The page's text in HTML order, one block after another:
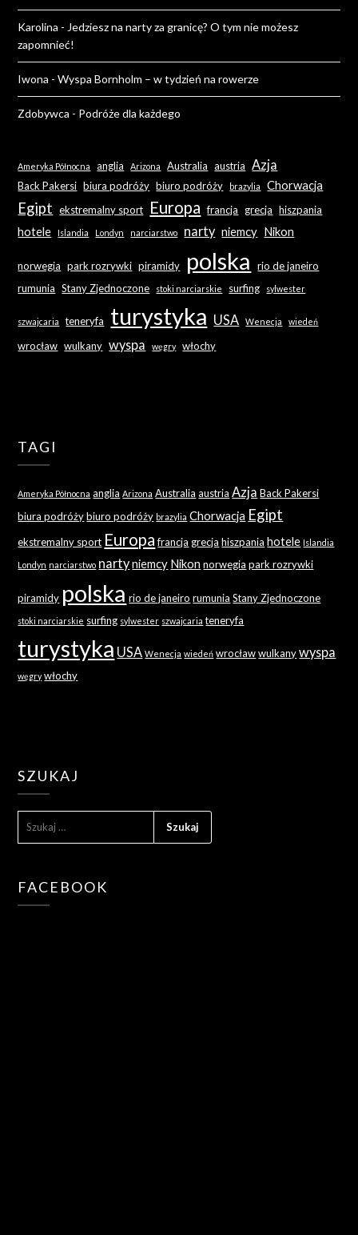
Karolina - Jedziesz na narty za granicę? O tym nie możesz
zapomnieć!
Iwona -Wyspa Bornholm – w tydzień na rowerze
Zdobywca - Podróże dla każdego
Ameryka Północna anglia Arizona Australia austria Azja
Back Pakersi biura podróży biuro podróży brazylia Chorwacja
Egipt ekstremalny sport Europa francja grecja hiszpania
hotele Islandia Londyn narciarstwo narty niemcy Nikon
norwegia park rozrywki piramidy polska
rio de janeiro
rumunia Stany Zjednoczone stoki narciarskie surfing sylwester
szwajcaria teneryfa turystyka USA Wenecja wiedeń
wrocław wulkany wyspa węgry włochy
TAGI
Ameryka Północna anglia Arizona Australia austria Azja Back Pakersi
biura podróży biuro podróży brazylia Chorwacja Egipt
ekstremalny sport Europa francja grecja hiszpania hotele Islandia
Londyn narciarstwo nartyniemcy Nikon norwegia park rozrywki
piramidy polska rio de janeiro rumunia Stany Zjednoczone
stoki narciarskie surfing sylwester szwajcaria teneryfa
turystyka USA Wenecja wiedeń wrocław wulkany wyspa
węgry włochy
SZUKAJ
FACEBOOK